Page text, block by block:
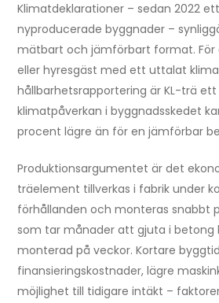
Klimatdeklarationer – sedan 2022
nyproducerade byggnader –
mätbart och jämförbart format. För
eller hyresgäst med ett uttalat
hållbarhetsrapportering är KL-trä
klimatpåverkan i byggnadsskedet
procent lägre än för en jämförbar
Produktionsargumentet är det
träelement tillverkas i fabrik under
förhållanden och monteras snabbt
som tar månader att gjuta i betong
monterad på veckor. Kortare
finansieringskostnader, lägre
möjlighet till tidigare intäkt –